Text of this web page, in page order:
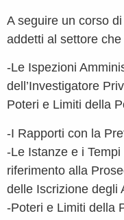
A seguire un corso
addetti al settore
-Le Ispezioni
dell’Investigatore
Poteri e Limiti della
-I Rapporti con la
-Le Istanze e i
riferimento alla
delle Iscrizione degli
-Poteri e Limiti della